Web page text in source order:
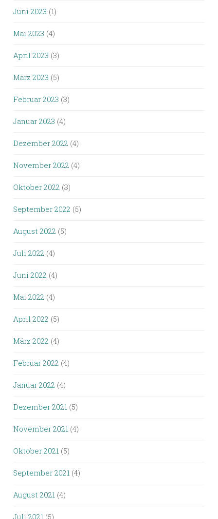
Juni 2023 (1)
Mai 2023 (4)
April 2023 (3)
März 2023 (5)
Februar 2023 (3)
Januar 2023 (4)
Dezember 2022 (4)
November 2022 (4)
Oktober 2022 (3)
September 2022 (5)
August 2022 (5)
Juli 2022 (4)
Juni 2022 (4)
Mai 2022 (4)
April 2022 (5)
März 2022 (4)
Februar 2022 (4)
Januar 2022 (4)
Dezember 2021 (5)
November 2021 (4)
Oktober 2021 (5)
September 2021 (4)
August 2021 (4)
Juli 2021 (5)